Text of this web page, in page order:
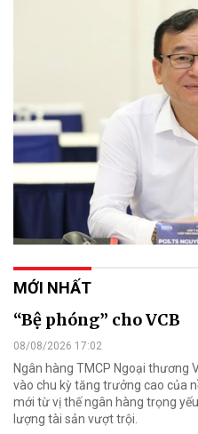
MỚI NHẤT
“Bệ phóng” cho VCB
08/08/2026 17:02
Ngân hàng TMCP Ngoại thương
vào chu kỳ tăng trưởng cao của
mới từ vị thế ngân hàng trọng
lượng tài sản vượt trội.